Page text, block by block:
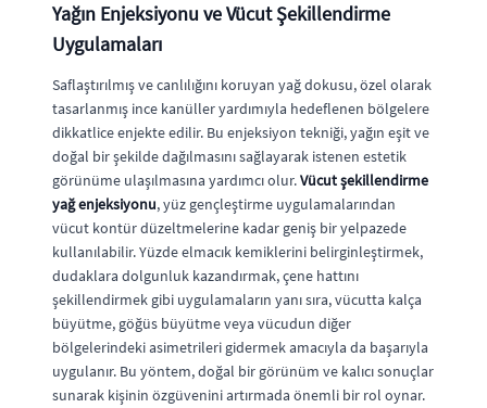
Yağın Enjeksiyonu ve Vücut Şekillendirme
Uygulamaları
Saflaştırılmış ve canlılığını koruyan yağ dokusu, özel olarak
tasarlanmış ince kanüller yardımıyla hedeflenen bölgelere
dikkatlice enjekte edilir. Bu enjeksiyon tekniği, yağın eşit ve
doğal bir şekilde dağılmasını sağlayarak istenen estetik
görünüme ulaşılmasına yardımcı olur.Vücut şekillendirme
yağ enjeksiyonu, yüz gençleştirme uygulamalarından
vücut kontür düzeltmelerine kadar geniş bir yelpazede
kullanılabilir. Yüzde elmacık kemiklerini belirginleştirmek,
dudaklara dolgunluk kazandırmak, çene hattını
şekillendirmek gibi uygulamaların yanı sıra, vücutta kalça
büyütme, göğüs büyütme veya vücudun diğer
bölgelerindeki asimetrileri gidermek amacıyla da başarıyla
uygulanır. Bu yöntem, doğal bir görünüm ve kalıcı sonuçlar
sunarak kişinin özgüvenini artırmada önemli bir rol oynar.